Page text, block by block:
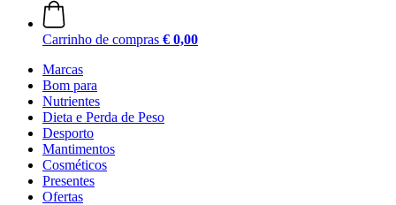
Carrinho de compras € 0,00
Marcas
Bom para
Nutrientes
Dieta e Perda de Peso
Desporto
Mantimentos
Cosméticos
Presentes
Ofertas